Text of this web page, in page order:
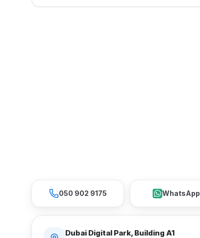
050 902 9175 WhatsApp
Dubai Digital Park, Building A1